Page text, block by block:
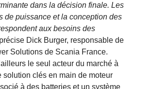
dans la décision finale. Les
de puissance et la conception des
aux besoins des
précise Dick Burger, responsable de
Solutions de Scania France.
le seul acteur du marché à
solution clés en main de moteur
à des batteries et un système